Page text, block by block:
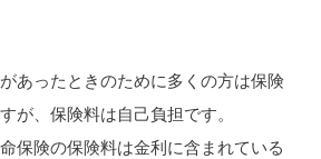
あったときのために多くの方は保険
が、保険料は自己負担です。
保険の保険料は金利に含まれている